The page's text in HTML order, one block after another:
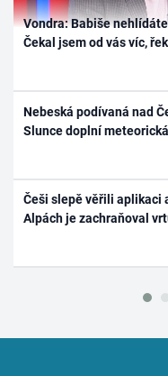
Vondra: Babiše
Čekal jsem od vás víc,
Nebeská podívaná nad
Slunce doplní
Češi slepě věřili aplikaci
Alpách je zachraňoval